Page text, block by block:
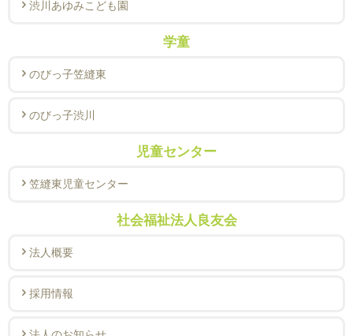
渋川あゆみこども園
学童
のびっ子笠縫東
のびっ子渋川
児童センター
笠縫東児童センター
社会福祉法人良友会
法人概要
採用情報